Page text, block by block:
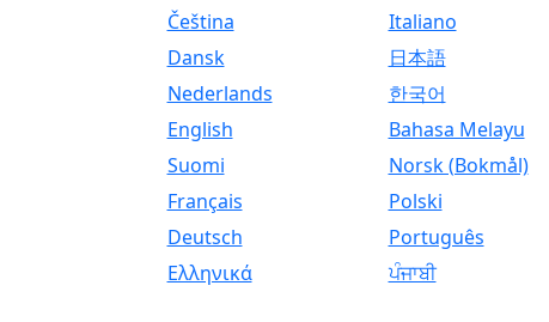
Čeština
Dansk
Nederlands
English
Suomi
Français
Deutsch
Ελληνικά
Italiano
日本語
한국어
Bahasa Melayu
Norsk (Bokmål)
Polski
Português
ਪੰਜਾਬੀ